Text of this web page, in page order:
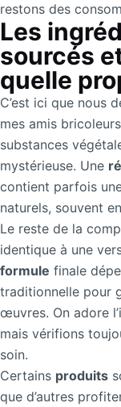
restons des
Les
sourcés
quelle
C’est ici que nous
mes amis
substances
mystérieuse. Une
contient parfois
naturels, souvent
Le reste de la
identique à une
formule finale
traditionnelle pour
œuvres. On adore
mais vérifions
soin.
Certains produits
que d’autres